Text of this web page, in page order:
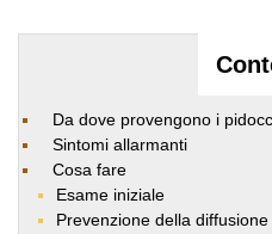
Da dove provengono i
Sintomi allarmanti
Cosa fare
Esame iniziale
Prevenzione della diffusione